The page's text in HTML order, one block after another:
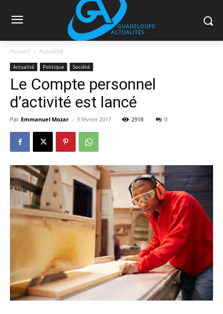
Accueil Actualité
Actualité Politique Société
Le Compte personnel
d’activité est lancé
Par Emmanuel Mozar - 3 février 2017 2918 0